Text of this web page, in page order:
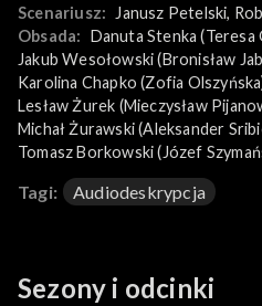
oglądać na platformie TVP VOD!
Scenariusz:
Janusz Petelski,
Obsada: Danuta Stenka (Teresa
Jakub Wesołowski (Bronisław
Karolina Chapko (Zofia
Lesław Żurek (Mieczysław
Michał Żurawski (Aleksander
Tomasz Borkowski (Józef
Tagi: Audiodeskrypcja
Sezony i odcinki